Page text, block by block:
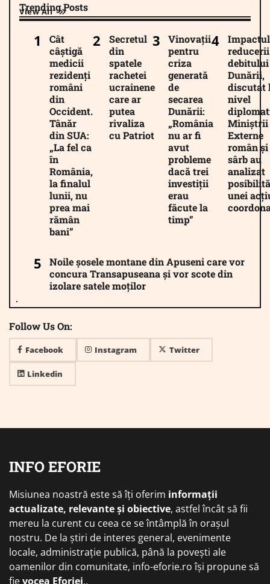
Trending Posts
View All
Cât
câștigă
medicii
rezidenți
români
din
Occident.
Tânăr
din SUA:
„La fel ca
în
România,
la finalul
lunii, nu
prea mai
rămân
bani”
Secretul
din
spatele
rachetei
ucrainene
care ar
putea
rivaliza
cu Patriot
Vinovații
pentru
criza
generată
de
secarea
Dunării:
„România
nu ar fi
avut
probleme
dacă trei
investiții
erau
făcute la
timp”
Impactul
reducerii
debitului
Dunării,
discutat
nivel
Miniștrii
Externe
român și
sârb au
analizat
unei
Noile șosele montane din Apuseni care vor
concura Transapuseana și vor scote din
izolare satele moților
Follow Us On:
Facebook Instagram Twitter
Linkedin
INFO EFORIE
Misiunea noastră este să îți oferim informații
actualizate, relevante și obiective, astfel încât să fii
mereu la curent cu ceea ce se întâmplă în orașul
nostru. De la știri de interes general, evenimente
locale, administrație publică, până la povești ale
oamenilor din comunitate, info-eforie.ro își propune să
fievocea Eforiei..